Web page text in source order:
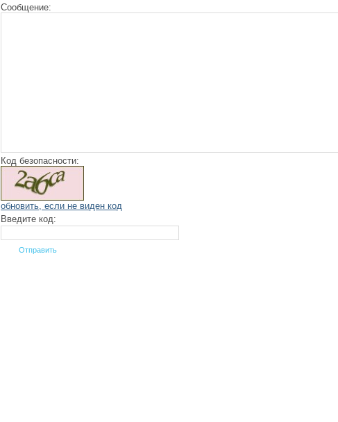
Сообщение:
Код безопасности:
обновить, если не виден код
Введите код: